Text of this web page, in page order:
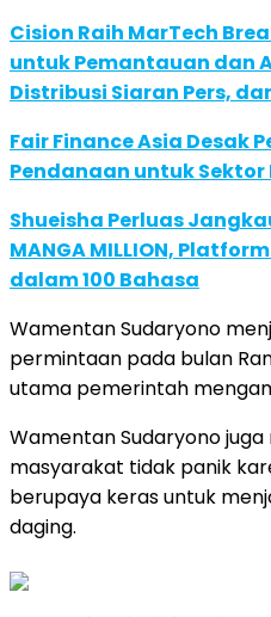
Cision Raih MarTech
untuk Pemantauan dan
Distribusi Siaran Pers,
Fair Finance Asia Desak
Pendanaan untuk Sektor
Shueisha Perluas
MANGA MILLION,
dalam 100 Bahasa
Wamentan Sudaryono
permintaan pada bulan
utama pemerintah
Wamentan Sudaryono
masyarakat tidak panik
berupaya keras untuk
daging.